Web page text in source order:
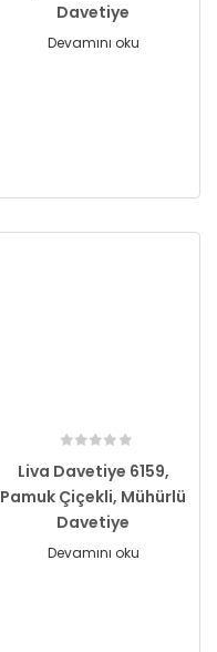
Davetiye
Devamını oku
Liva Davetiye 6159,
Pamuk Çiçekli, Mühürlü
Davetiye
Devamını oku